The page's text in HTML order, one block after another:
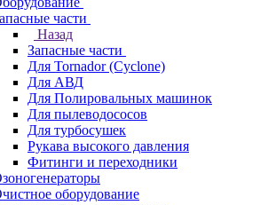
части
Назад
Запасные части
Для Tornador (Cyclone)
Для АВД
Для Полировальных машинок
Для пылеводососов
Для турбосушек
Рукава высокого давления
Фитинги и переходники
оборудование